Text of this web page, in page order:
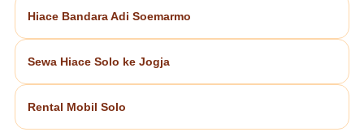
Hiace Bandara Adi Soemarmo
Sewa Hiace Solo ke Jogja
Rental Mobil Solo